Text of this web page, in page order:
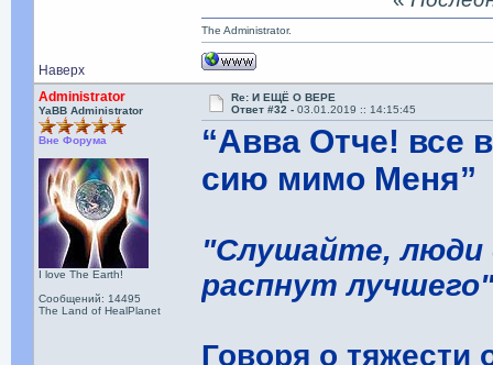
Наверх
The Administrator.
Administrator
YaBB Administrator
Вне Форума
I love The Earth!
Сообщений: 14495
The Land of HealPlanet
Re: И ЕЩЁ О ВЕРЕ
Ответ #32 -03.01.2019 :: 14:15:45
“Авва Отче! все
сию мимо Меня”
"Слушайте, люди
распнут
Говоря о тяжести